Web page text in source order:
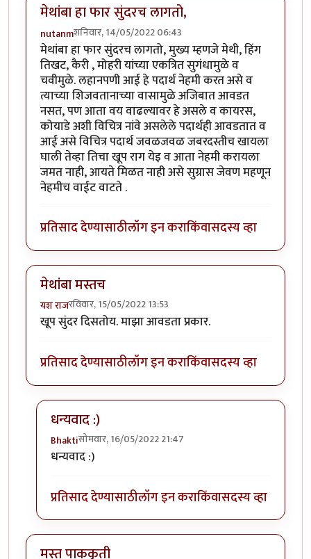
मेथांबा हा फार सुंदरच लागतो,
nutanmशनिवार, 14/05/2022 06:43
मेथांबा हा फार सुंदरच लागतो, मुख्य म्हणजे मेथी, हिंग
तिखट, कैरी , मोहरी यांच्या एकत्रित सुगंधामुळे व
चवीमुळे. लहानपणी आई हे पदार्थ नेहमी करत असे व
त्याच्या शिजवतानाच्या वासामुळे अजिबात आवडत
नसत, पण आता वय वाढल्यावर हे असले व कायरस,
कोयाडे अशी विचित्र नांवे असलेले पदार्थही आवडतात व
आई असे विचित्र पदार्थ जवळजवळ जबरदस्तीच खायला
घाली तेव्हा तिचा खूप राग येइ व आता नेहमी करायला
जमत नाही, आयते मिळत नाही असे सुग्रास जेवण महणून
नेहमीच वाईट वाटते .
प्रतिसाद देण्यासाठीलॉग इन कराकिंवासदस्य व्हा
मेथांबा मस्तच
यश राजरविवार, 15/05/2022 13:53
खूप सुंदर दिसतोय. माझा आवडता प्रकार.
प्रतिसाद देण्यासाठीलॉग इन कराकिंवासदस्य व्हा
धन्यवाद :)
Bhaktiसोमवार, 16/05/2022 21:47
In reply to
धन्यवाद :)
प्रतिसाद देण्यासाठीलॉग इन कराकिंवासदस्य व्हा